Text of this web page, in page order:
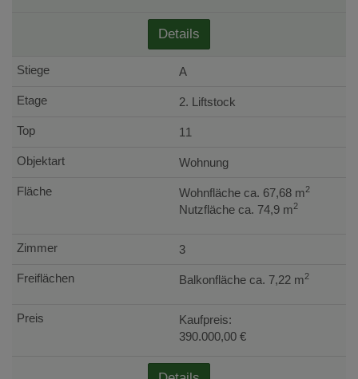
Details
A
2. Liftstock
11
Wohnung
Wohnfläche ca. 67,68 m2
Nutzfläche ca. 74,9 m2
3
Balkonfläche ca. 7,22 m2
Kaufpreis:
390.000,00 €